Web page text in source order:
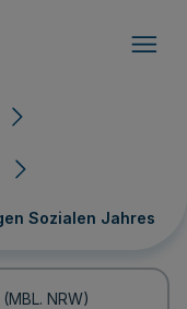
Sozialen Jahres
NRW)